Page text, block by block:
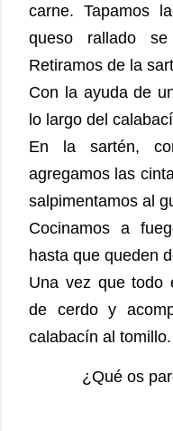
carne. Tapamos
queso rallado
Retiramos de la
Con la ayuda de
lo largo del
En la sartén,
agregamos las
salpimentamos al
Cocinamos a
hasta que queden
Una vez que todo
de cerdo y
calabacín al tomillo.
¿Qué os